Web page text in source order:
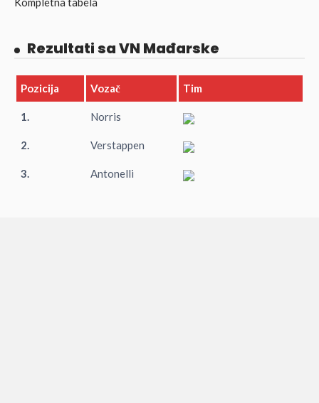
Rezultati sa VN Mađarske
Pozicija Vozač Tim
1. Norris
2. Verstappen
3. Antonelli